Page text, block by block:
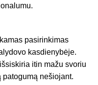
pasirinkimas
kasdienybėje.
itin mažu svoriu
patogumą nešiojant.